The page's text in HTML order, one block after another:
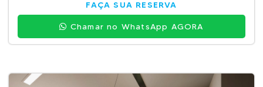
FAÇA SUA RESERVA
Chamar no WhatsApp AGORA